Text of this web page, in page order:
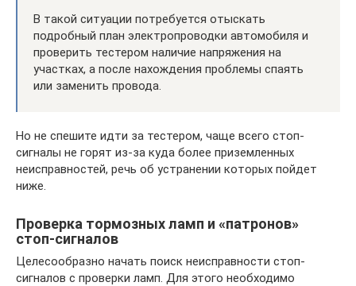
В такой ситуации потребуется отыскать
подробный план электропроводки автомобиля и
проверить тестером наличие напряжения на
участках, а после нахождения проблемы спаять
или заменить провода.
Но не спешите идти за тестером, чаще всего стоп-
сигналы не горят из-за куда более приземленных
неисправностей, речь об устранении которых пойдет
ниже.
Проверка тормозных ламп и «патронов»
стоп-сигналов
Целесообразно начать поиск неисправности стоп-
сигналов с проверки ламп. Для этого необходимо